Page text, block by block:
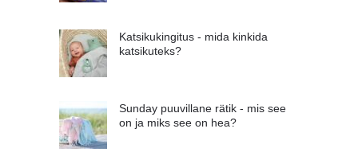
Katsikukingitus - mida kinkida
katsikuteks?
Sunday puuvillane rätik - mis see
on ja miks see on hea?